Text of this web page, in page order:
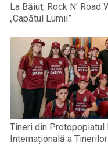
La Băiuț, Rock N’
„Capătul Lumii”
Tineri din Protopopiatul
Internațională a